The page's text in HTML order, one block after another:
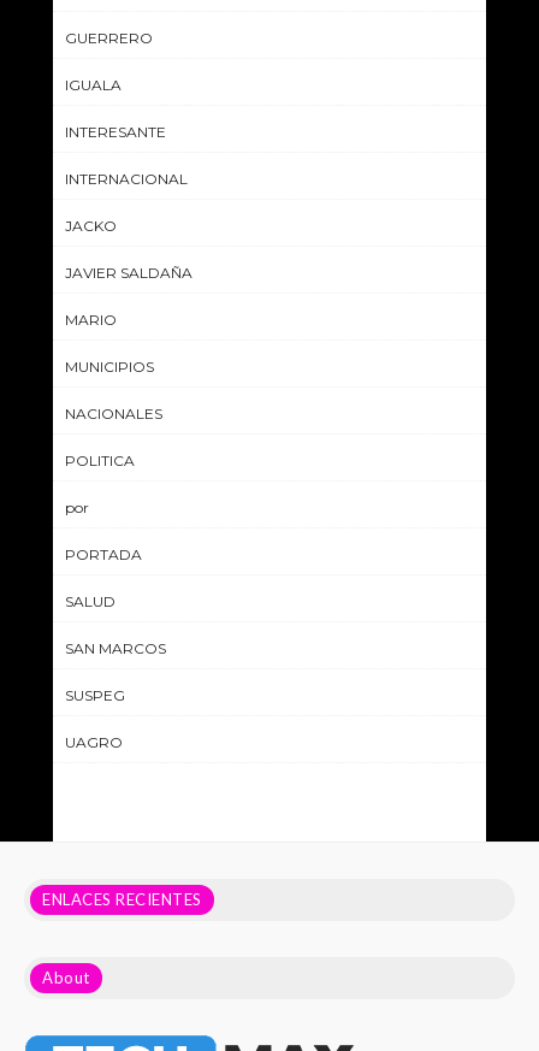
GUERRERO
IGUALA
INTERESANTE
INTERNACIONAL
JACKO
JAVIER SALDAÑA
MARIO
MUNICIPIOS
NACIONALES
POLITICA
por
PORTADA
SALUD
SAN MARCOS
SUSPEG
UAGRO
ENLACES RECIENTES
About